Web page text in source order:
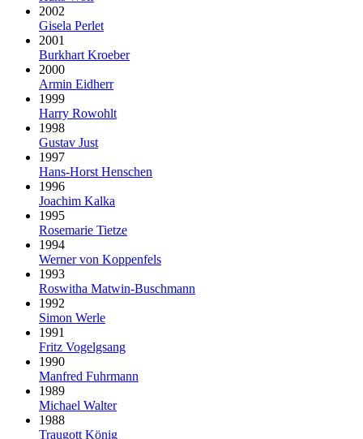
2002
Gisela Perlet
2001
Burkhart Kroeber
2000
Armin Eidherr
1999
Harry Rowohlt
1998
Gustav Just
1997
Hans-Horst Henschen
1996
Joachim Kalka
1995
Rosemarie Tietze
1994
Werner von Koppenfels
1993
Roswitha Matwin-Buschmann
1992
Simon Werle
1991
Fritz Vogelgsang
1990
Manfred Fuhrmann
1989
Michael Walter
1988
Traugott König